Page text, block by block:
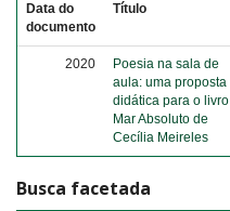
Data do
documento
Título
2020
Poesia na sala de
aula: uma proposta
didática para o livro
Mar Absoluto de
Cecília Meireles
Busca facetada